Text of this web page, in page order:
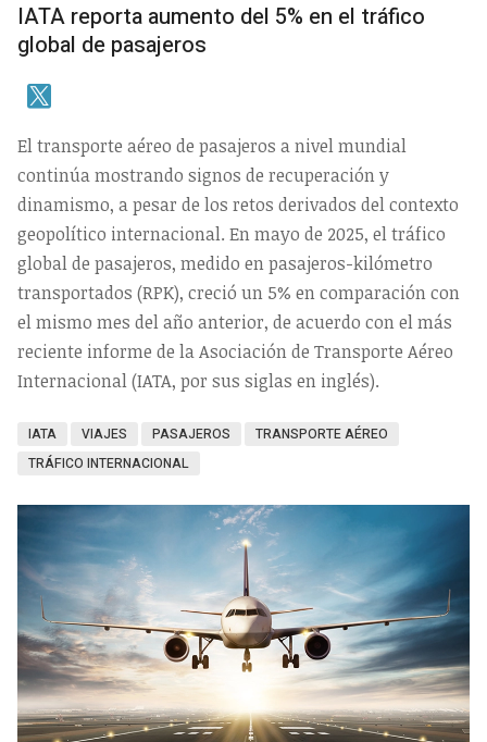
IATA reporta aumento del 5% en el tráfico
global de pasajeros
El transporte aéreo de pasajeros a nivel mundial
continúa mostrando signos de recuperación y
dinamismo, a pesar de los retos derivados del contexto
geopolítico internacional. En mayo de 2025, el tráfico
global de pasajeros, medido en pasajeros-kilómetro
transportados (RPK), creció un 5% en comparación con
el mismo mes del año anterior, de acuerdo con el más
reciente informe de la Asociación de Transporte Aéreo
Internacional (IATA, por sus siglas en inglés).
IATA VIAJES PASAJEROS
TRANSPORTE AÉREO
TRÁFICO INTERNACIONAL